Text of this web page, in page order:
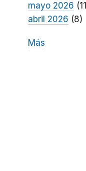
mayo 2026
abril 2026 (8)
Más